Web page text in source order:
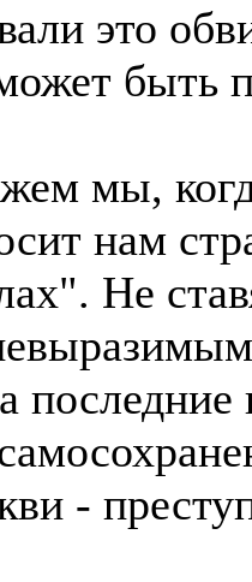
это
быть
мы,
нам
Не
последние
-